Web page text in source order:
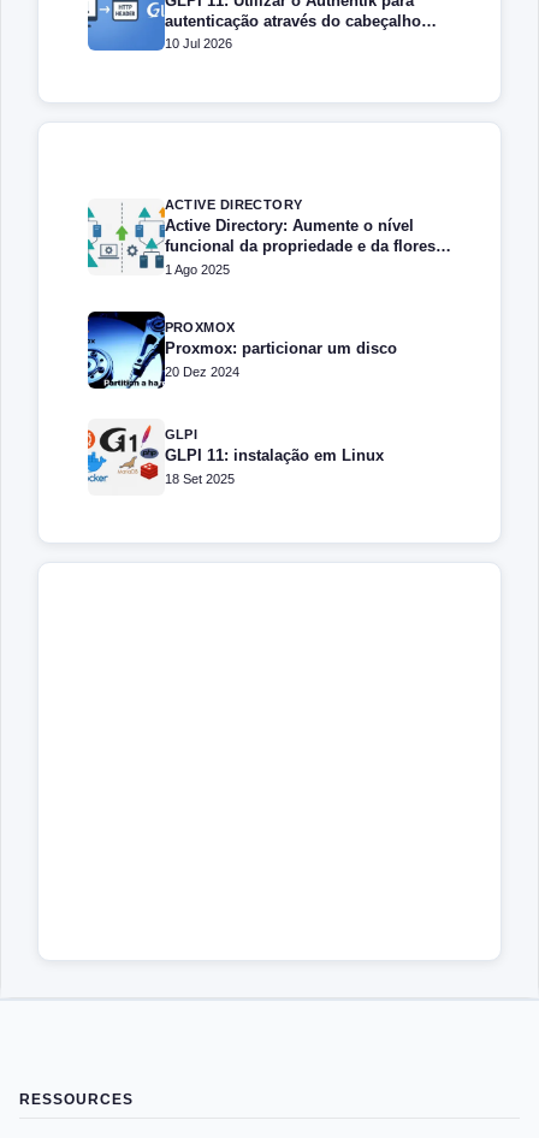
autenticação através do cabeçalho
HTTP
10 Jul 2026
ACTIVE DIRECTORY
Active Directory: Aumente o nível
funcional da propriedade e da floresta
com PowerShell
1 Ago 2025
PROXMOX
Proxmox: particionar um disco
20 Dez 2024
GLPI
GLPI 11: instalação em Linux
18 Set 2025
RESSOURCES